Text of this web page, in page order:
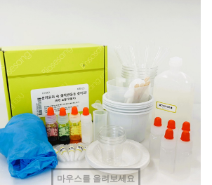
마우스를 올려보세요